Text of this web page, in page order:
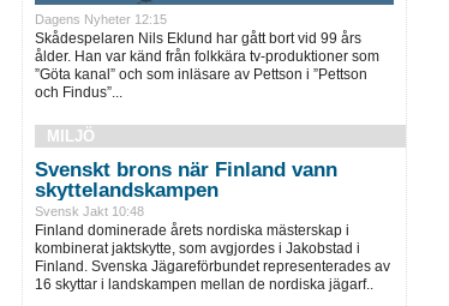
Dagens Nyheter 12:15
Skådespelaren Nils Eklund har gått bort vid 99 års
ålder. Han var känd från folkkära tv-produktioner som
”Göta kanal” och som inläsare av Pettson i ”Pettson
och Findus”...
MILJÖ
Svenskt brons när Finland vann
skyttelandskampen
Svensk Jakt 10:48
Finland dominerade årets nordiska mästerskap i
kombinerat jaktskytte, som avgjordes i Jakobstad i
Finland. Svenska Jägareförbundet representerades av
16 skyttar i landskampen mellan de nordiska jägarf..